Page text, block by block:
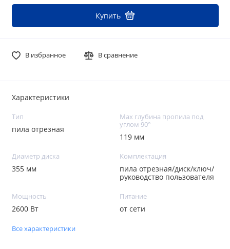
Купить
В избранное В сравнение
Характеристики
Тип
пила отрезная
Max глубина пропила под
углом 90°
119 мм
Диаметр диска
355 мм
Комплектация
пила отрезная/диск/ключ/
руководство пользователя
Мощность
2600 Вт
Питание
от сети
Все характеристики